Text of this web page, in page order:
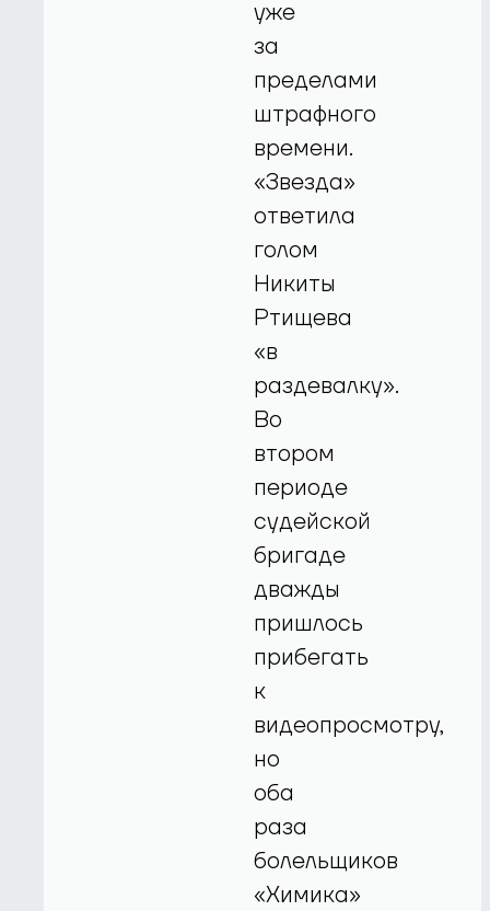
уже
за
пределами
штрафного
времени.
«Звезда»
ответила
голом
Никиты
Ртищева
«в
раздевалку».
Во
втором
периоде
судейской
бригаде
дважды
пришлось
прибегать
к
видеопросмотру,
но
оба
раза
болельщиков
«Химика»